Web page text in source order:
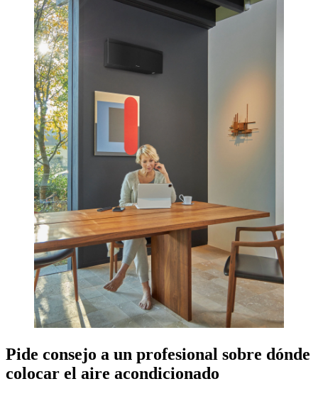
Pide consejo a un profesional sobre dónde
colocar el aire acondicionado